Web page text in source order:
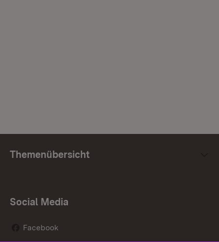
Themenübersicht
Social Media
Facebook